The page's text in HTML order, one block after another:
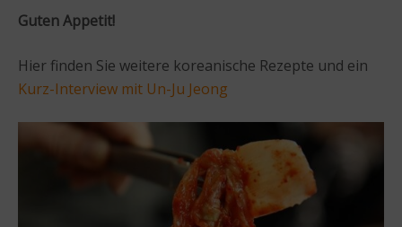
Guten Appetit!
Hier finden Sie weitere koreanische Rezepte und ein
Kurz-Interview mit Un-Ju Jeong